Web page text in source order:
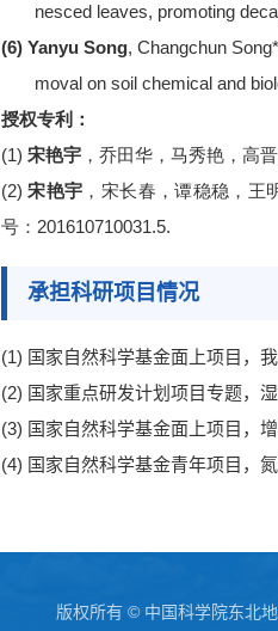
nesced leaves, promoting
(6) Yanyu Song, Changchun
moval on soil chemical and
授权专利：
(1) 宋艳宇 ，乔田华，马秀艳，高
(2) 宋艳宇 ，宋长春，谭稳稳，王
号 ： 201610710031.5.
承担科研项目情况
(1) 国家自然科学基金面上项目，
(2) 国家重点研发计划项目专题，
(3) 国家自然科学基金面上项目，
(4) 国家自然科学基金青年项目，
版权所有 © 中国科学院东北